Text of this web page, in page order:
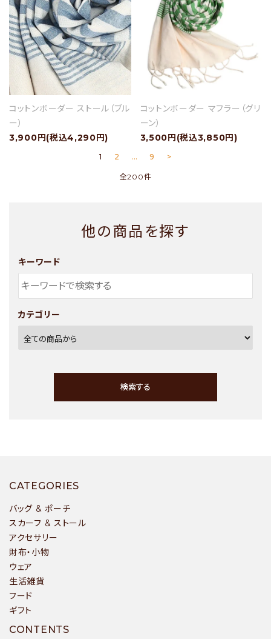
コットンボーダー ストール（ブル
ー）
3,900円(税込4,290円)
コットンボーダー マフラー（グリ
ーン）
3,500円(税込3,850円)
1 2 … 9 >
全200件
他の商品を探す
キーワード
カテゴリー
検索する
キーワード
カテゴリー
CATEGORIES
バッグ & ポーチ
スカーフ & ストール
アクセサリー
財布・小物
ウェア
生活雑貨
フード
ギフト
CONTENTS